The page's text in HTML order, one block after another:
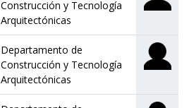
Construcción y Tecnología
Arquitectónicas
Departamento de
Construcción y Tecnología
Arquitectónicas